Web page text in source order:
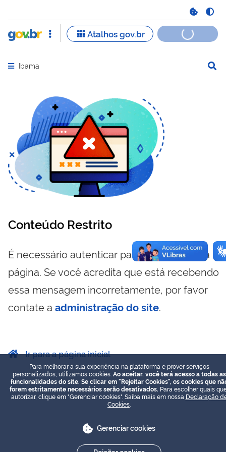
Abrir menu principal de navegação
Ibama
Conteúdo Restrito
É necessário autenticar para visualizar essa
página. Se você acredita que está recebendo
essa mensagem incorretamente, por favor
contate a administração do site.
Ir para a página inicial
Para melhorar a sua experiência na plataforma e prover serviços
personalizados, utilizamos cookies. Ao aceitar, você terá acesso a todas as
funcionalidades do site. Se clicar em "Rejeitar Cookies", os cookies que
forem estritamente necessários serão desativados. Para escolher quais
autorizar, clique em "Gerenciar cookies". Saiba mais em nossa Declaração
Cookies
Gerenciar cookies